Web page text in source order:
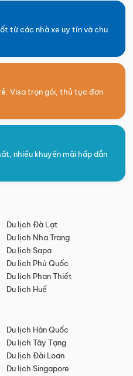
từ các nhà xe uy tín và chu
Visa trọn gói, thủ tục đơn
nhiều khuyến mãi hấp dẫn
Du lịch Đà Lạt
Du lịch Nha Trang
Du lịch Sapa
Du lịch Phú Quốc
Du lịch Phan Thiết
Du lịch Huế
Du lịch Hàn Quốc
Du lịch Tây Tạng
Du lịch Đài Loan
Du lịch Singapore